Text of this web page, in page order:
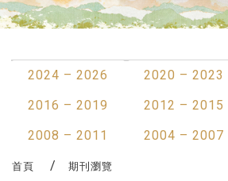
2024 – 2026
2020 – 2023
2016 – 2019
2012 – 2015
2008 – 2011
2004 – 2007
首頁 期刊瀏覽